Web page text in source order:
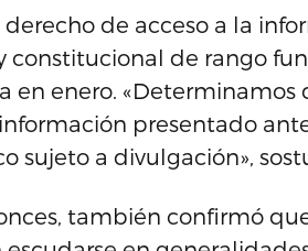
derecho de acceso a la
constitucional de rango
en enero.
presentado ante
sujeto a divulgación»,
también confirmó